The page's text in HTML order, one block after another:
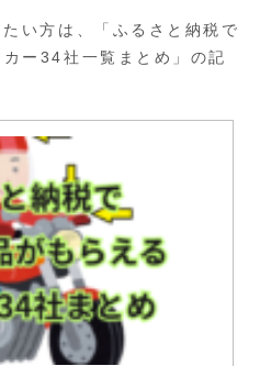
い方は、「ふるさと納税で
ー34社一覧まとめ」の記